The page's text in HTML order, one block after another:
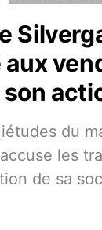
aux
du
les
de sa